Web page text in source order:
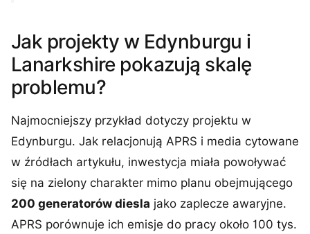
Jak projekty w Edynburgu i
Lanarkshire pokazują skalę
problemu?
Najmocniejszy przykład dotyczy projektu w
Edynburgu. Jak relacjonują APRS i media cytowane
w źródłach artykułu, inwestycja miała powoływać
się na zielony charakter mimo planu obejmującego
200 generatorów diesla jako zaplecze awaryjne.
APRS porównuje ich emisje do pracy około 100 tys.